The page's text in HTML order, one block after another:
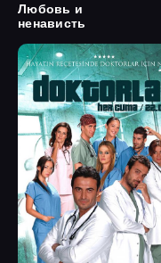
Любовь и
ненависть